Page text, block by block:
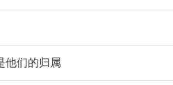
他们的归属